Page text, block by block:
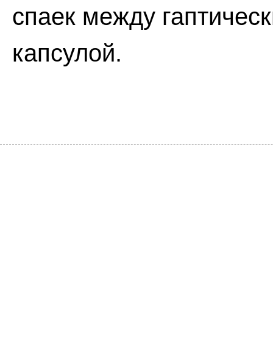
спаек между
капсулой.